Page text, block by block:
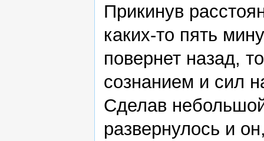
Прикинув
каких-то пять
повернет назад,
сознанием и сил
Сделав
развернулось и